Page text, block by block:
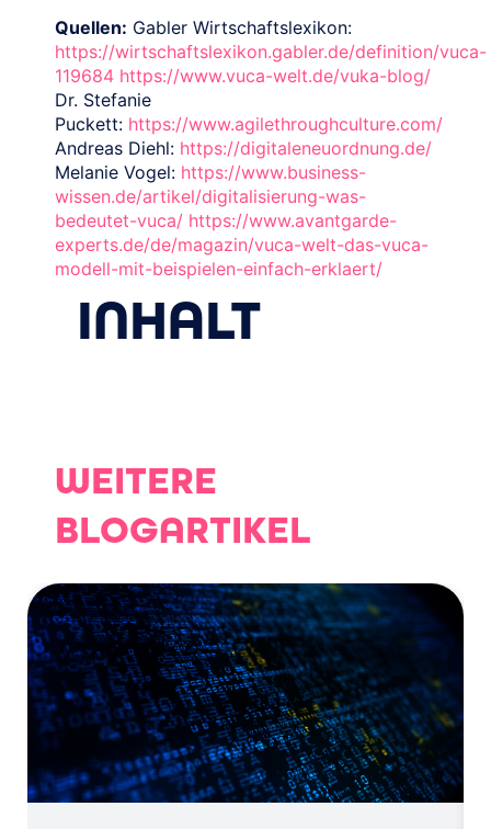
Quellen: Gabler Wirtschaftslexikon:
https://wirtschaftslexikon.gabler.de/definition/vuca-
119684 https://www.vuca-welt.de/vuka-blog/
Dr. Stefanie
Puckett: https://www.agilethroughculture.com/
Andreas Diehl: https://digitaleneuordnung.de/
Melanie Vogel: https://www.business-
wissen.de/artikel/digitalisierung-was-
bedeutet-vuca/ https://www.avantgarde-
experts.de/de/magazin/vuca-welt-das-vuca-
modell-mit-beispielen-einfach-erklaert/
INHALT
WEITERE
BLOGARTIKEL